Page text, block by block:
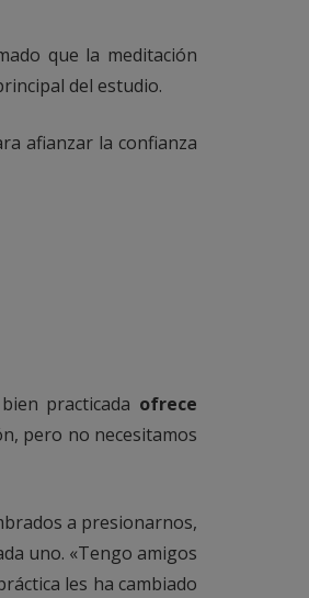
que la meditación
del estudio.
afianzar la confianza
practicada ofrece
pero no necesitamos
a presionarnos,
uno. «Tengo amigos
les ha cambiado